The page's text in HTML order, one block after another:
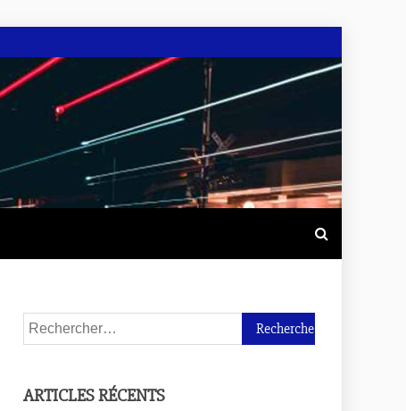
ARTICLES RÉCENTS